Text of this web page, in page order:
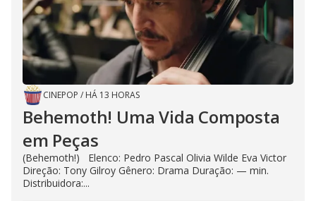
CINEPOP / HÁ 13 HORAS
Behemoth! Uma Vida Composta
em Peças
(Behemoth!) Elenco: Pedro Pascal Olivia Wilde Eva Victor
Direção: Tony Gilroy Gênero: Drama Duração: — min.
Distribuidora:...